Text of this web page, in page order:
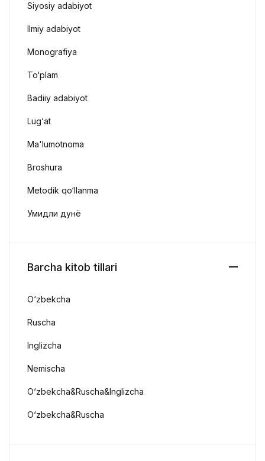
Siyosiy adabiyot
Ilmiy adabiyot
Monografiya
To‘plam
Badiiy adabiyot
Lug‘at
Ma'lumotnoma
Broshura
Metodik qo‘llanma
Умидли дунё
Barcha kitob tillari
O‘zbekcha
Ruscha
Inglizcha
Nemischa
O‘zbekcha&Ruscha&Inglizcha
O‘zbekcha&Ruscha